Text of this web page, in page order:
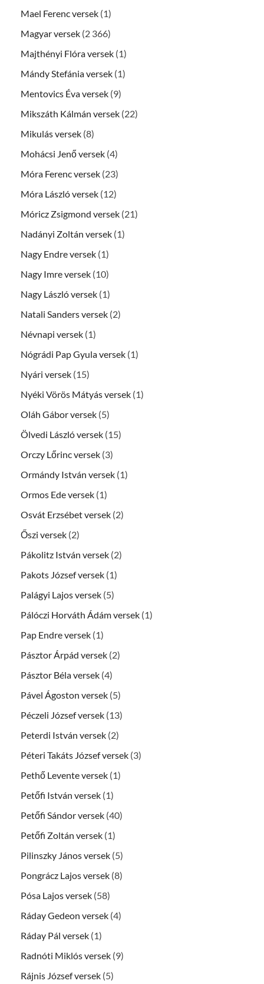
Mael Ferenc versek (1)
Magyar versek (2 366)
Majthényi Flóra versek (1)
Mándy Stefánia versek (1)
Mentovics Éva versek (9)
Mikszáth Kálmán versek (22)
Mikulás versek (8)
Mohácsi Jenő versek (4)
Móra Ferenc versek (23)
Móra László versek (12)
Móricz Zsigmond versek (21)
Nadányi Zoltán versek (1)
Nagy Endre versek (1)
Nagy Imre versek (10)
Nagy László versek (1)
Natali Sanders versek (2)
Névnapi versek (1)
Nógrádi Pap Gyula versek (1)
Nyári versek (15)
Nyéki Vörös Mátyás versek (1)
Oláh Gábor versek (5)
Ölvedi László versek (15)
Orczy Lőrinc versek (3)
Ormándy István versek (1)
Ormos Ede versek (1)
Osvát Erzsébet versek (2)
Őszi versek (2)
Pákolitz István versek (2)
Pakots József versek (1)
Palágyi Lajos versek (5)
Pálóczi Horváth Ádám versek (1)
Pap Endre versek (1)
Pásztor Árpád versek (2)
Pásztor Béla versek (4)
Pável Ágoston versek (5)
Péczeli József versek (13)
Peterdi István versek (2)
Péteri Takáts József versek (3)
Pethő Levente versek (1)
Petőfi István versek (1)
Petőfi Sándor versek (40)
Petőfi Zoltán versek (1)
Pilinszky János versek (5)
Pongrácz Lajos versek (8)
Pósa Lajos versek (58)
Ráday Gedeon versek (4)
Ráday Pál versek (1)
Radnóti Miklós versek (9)
Rájnis József versek (5)